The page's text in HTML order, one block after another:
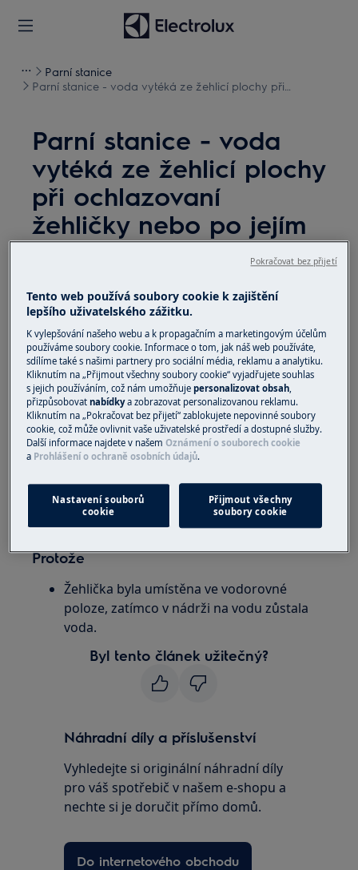
Parní stanice
Parní stanice - voda vytéká ze žehlicí plochy při
Parní stanice - voda
vytéká ze žehlicí plochy
při ochlazovaní
žehličky nebo po jejím
uložení
Voda z žehlicí plochy vytéká během
ochlazování žehličky nebo po jeho uložení
Vztahuje se na
Parní stanice
Řešení
nádržku na vodu a přepněte ovladač páry
do polohy off.
Protože
Žehlička byla umístěna ve vodorovné
poloze, zatímco v nádrži na vodu zůstala
voda.
Byl tento článek užitečný?
Náhradní díly a příslušenství
Vyhledejte si originální náhradní díly
pro váš spotřebič v našem e-shopu a
nechte si je doručit přímo domů.
Do internetového obchodu
Tento web používá soubory cookie k zajištění
lepšího uživatelského zážitku.
K vylepšování našeho webu a k propagačním a marketingovým účelům
používáme soubory cookie. Informace o tom, jak náš web používáte,
sdílíme také s našimi partnery pro sociální média, reklamu a analytiku.
Kliknutím na „Přijmout všechny soubory cookie“ vyjadřujete souhlas
s jejich používáním, což nám umožňujepersonalizovat obsah
přizpůsobovatnabídkya zobrazovat personalizovanou reklamu.
Kliknutím na „Pokračovat bez přijetí“ zablokujete nepovinné soubory
cookie, což může ovlivnit vaše uživatelské prostředí a dostupné služby.
Další informace najdete v našemOznámení o souborech cookie
a Prohlášení o ochraně osobních údajů.
Nastavení souborů
cookie
Přijmout všechny
soubory cookie
Pokračovat bez přijetí